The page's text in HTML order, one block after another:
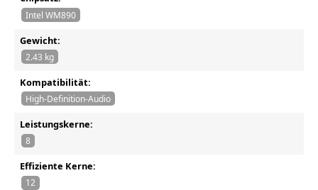
Intel WM890
Gewicht:
2.43 kg
Kompatibilität:
High-Definition-Audio
Leistungskerne:
8
Effiziente Kerne:
12